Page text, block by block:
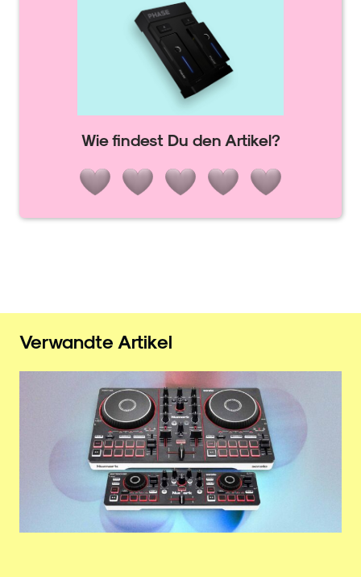
Wie findest Du den Artikel?
Verwandte Artikel